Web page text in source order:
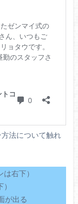
法について触れ
右下）
が出る